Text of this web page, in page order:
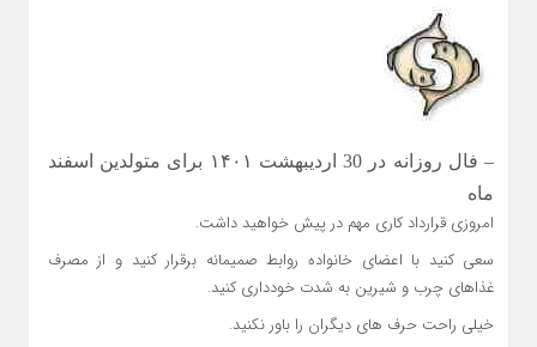
– فال روزانه در 30 اردیبهشت ۱۴۰۱ برای متولدین اسفند
ماه
امروزی قرارداد کاری مهم در پیش خواهید داشت.
سعی کنید با اعضای خانواده روابط صمیمانه برقرار کنید و از مصرف
غذاهای چرب و شیرین به شدت خودداری کنید.
خیلی راحت حرف های دیگران را باور نکنید.